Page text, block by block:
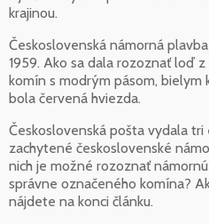
krajinou.
Československá námorná
1959. Ako sa dala rozoznať loď
komín s modrým pásom, bielym
bola červená hviezda.
Československá pošta vydala tri
zachytené československé
nich je možné rozoznať
správne označeného komína?
nájdete na konci článku.